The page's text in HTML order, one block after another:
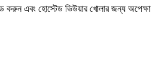
এবং হোস্টেড ভিউয়ার খোলার জন্য অপেক্ষা